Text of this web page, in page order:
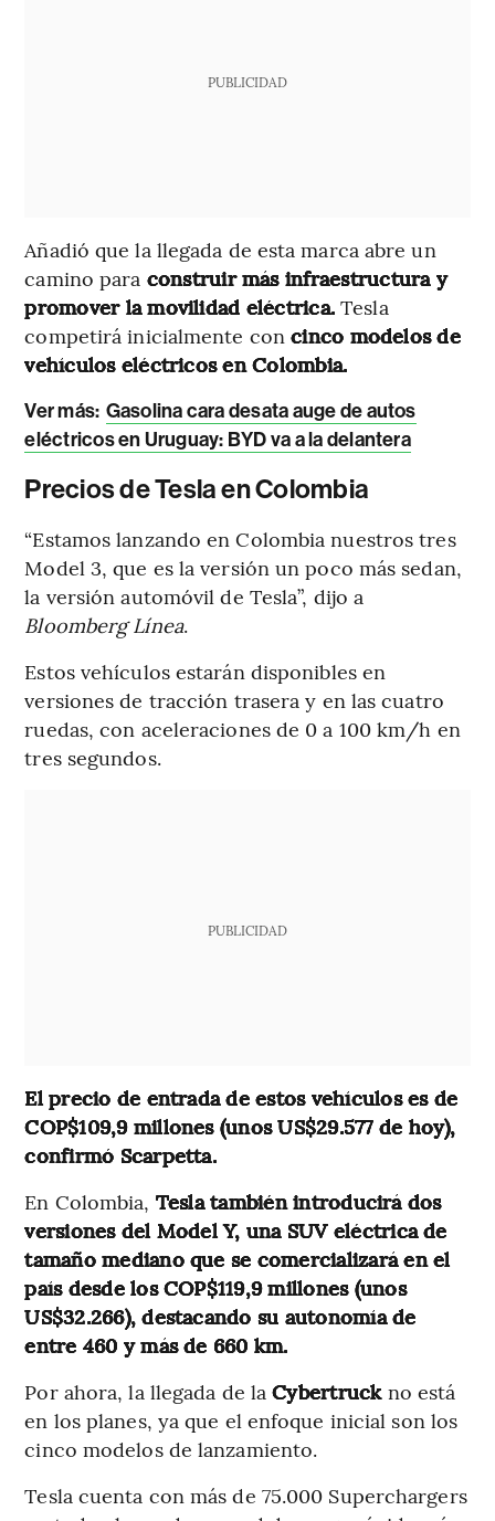
PUBLICIDAD
Añadió que la llegada de esta marca abre un
camino para construir más infraestructura y
promover la movilidad eléctrica. Tesla
competirá inicialmente concinco modelos de
vehículos eléctricos en Colombia.
Ver más: Gasolina cara desata auge de autos
eléctricos en Uruguay: BYD va a la delantera
Precios de Tesla en Colombia
“Estamos lanzando en Colombia nuestros tres
Model 3, que es la versión un poco más sedan,
la versión automóvil de Tesla”, dijo a
Bloomberg Línea.
Estos vehículos estarán disponibles en
versiones de tracción trasera y en las cuatro
ruedas, con aceleraciones de 0 a 100 km/h en
tres segundos.
PUBLICIDAD
El precio de entrada de estos vehículos es de
COP$109,9 millones (unos US$29.577 de hoy),
confirmó Scarpetta.
En Colombia, Tesla también introducirá dos
versiones del Model Y, una SUV eléctrica de
tamaño mediano que se comercializará en el
país desde los COP$119,9 millones (unos
US$32.266), destacando su autonomía de
entre 460 y más de 660 km.
Por ahora, la llegada de laCybertruckno está
en los planes, ya que el enfoque inicial son los
cinco modelos de lanzamiento.
Tesla cuenta con más de 75.000 Superchargers